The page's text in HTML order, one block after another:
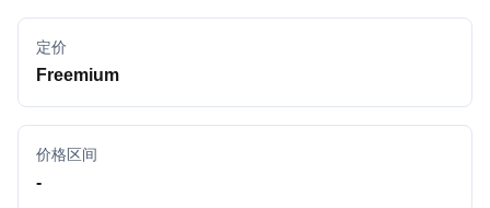
定价
Freemium
价格区间
-